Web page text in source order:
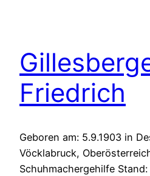
Friedrich
Geboren am: 5.9.1903 in
Vöcklabruck,
Schuhmachergehilfe